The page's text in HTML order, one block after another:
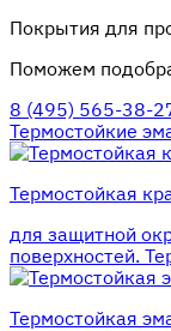
Покрытия для
Поможем
8 (495) 565-38-
Термостойкие
Термостойкая
для защитной
поверхностей.
Термостойкая